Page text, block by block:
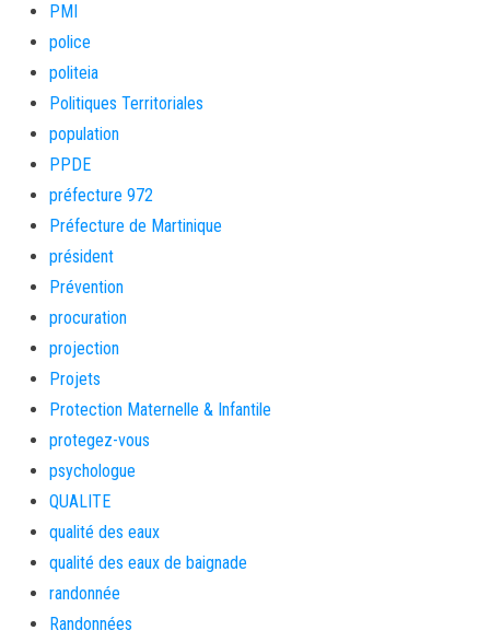
PMI
police
politeia
Politiques Territoriales
population
PPDE
préfecture 972
Préfecture de Martinique
président
Prévention
procuration
projection
Projets
Protection Maternelle & Infantile
protegez-vous
psychologue
QUALITE
qualité des eaux
qualité des eaux de baignade
randonnée
Randonnées